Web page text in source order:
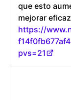
que esto
mejorar
https://
pvs=21